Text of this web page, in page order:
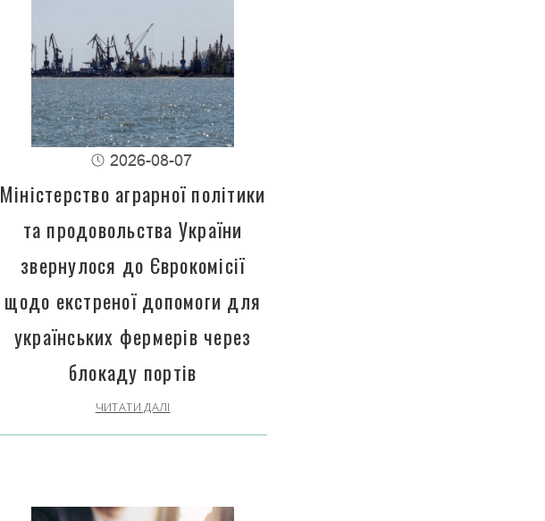
2026-08-07
Міністерство аграрної політики
та продовольства України
звернулося до Єврокомісії
щодо екстреної допомоги для
українських фермерів через
блокаду портів
ЧИТАТИ ДАЛІ